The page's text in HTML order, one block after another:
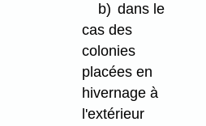
b) dans le
cas des
colonies
placées en
hivernage à
l'extérieur